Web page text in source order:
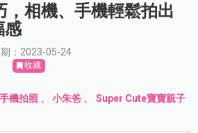
，相機、手機輕鬆拍出
感
：2023-05-24
收藏
手機拍照 、小朱爸 、 Super Cute寶寶親子